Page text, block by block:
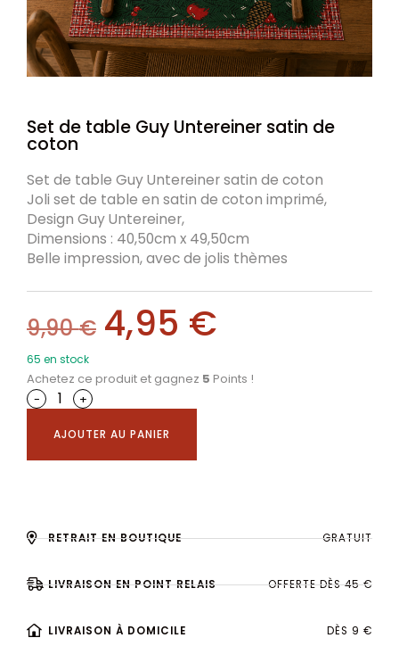
Set de table Guy Untereiner satin de
coton
Set de table Guy Untereiner satin de coton
Joli set de table en satin de coton imprimé,
Design Guy Untereiner,
Dimensions : 40,50cm x 49,50cm
Belle impression, avec de jolis thèmes
9,90€ 4,95 €
65 en stock
Achetez ce produit et gagnez 5 Points !
-
+
AJOUTER AU PANIER
RETRAIT EN BOUTIQUE GRATUIT
LIVRAISON EN POINT RELAIS OFFERTE DÈS 45 €
LIVRAISON À DOMICILE DÈS 9 €